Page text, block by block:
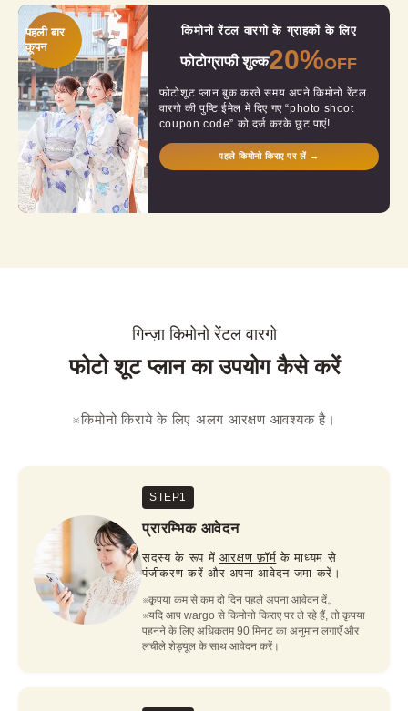
किमोनो रेंटल वारगो के ग्राहकों के लिए
फोटोग्राफी शुल्क20%OFF
फोटोशूट प्लान बुक करते समय अपने किमोनो रेंटल
वारगो की पुष्टि ईमेल में दिए गए “photo shoot
coupon code” को दर्ज करके छूट पाएं!
पहले किमोनो किराए पर लें →
पहली बार
कूपन
गिन्ज़ा किमोनो रेंटल वारगो
फोटो शूट प्लान का उपयोग कैसे करें
※किमोनो किराये के लिए अलग आरक्षण आवश्यक है।
STEP1
प्रारम्भिक आवेदन
सदस्य के रूप में आरक्षण फ़ॉर्म के माध्यम से
पंजीकरण करें और अपना आवेदन जमा करें।
※कृपया कम से कम दो दिन पहले अपना आवेदन दें。
※यदि आप wargo से किमोनो किराए पर ले रहे हैं, तो कृपया
पहनने के लिए अधिकतम 90 मिनट का अनुमान लगाएँ और
लचीले शेड्यूल के साथ आवेदन करें।